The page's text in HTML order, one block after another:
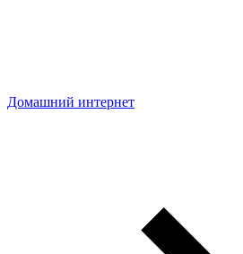
Домашний интернет